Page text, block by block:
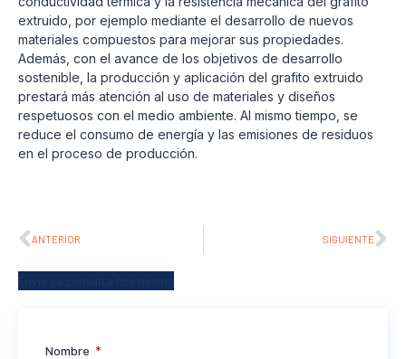
extruido, por ejemplo mediante el desarrollo de nuevos
materiales compuestos para mejorar sus propiedades.
Además, con el avance de los objetivos de desarrollo
sostenible, la producción y aplicación del grafito extruido
prestará más atención al uso de materiales y diseños
respetuosos con el medio ambiente. Al mismo tiempo, se
reduce el consumo de energía y las emisiones de residuos
en el proceso de producción.
ANTERIOR SIGUIENTE
Envíe su consulta hoy mismo
Nombre